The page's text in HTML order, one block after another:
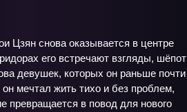
Цзян снова оказывается в центре
его встречают взгляды, шёпот
девушек, которых он раньше почти
мечтал жить тихо и без проблем,
превращается в повод для нового